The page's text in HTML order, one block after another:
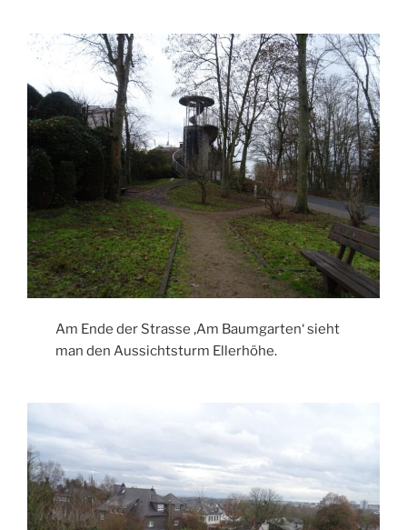
Am Ende der Strasse ‚Am Baumgarten‘ sieht
man den Aussichtsturm Ellerhöhe.